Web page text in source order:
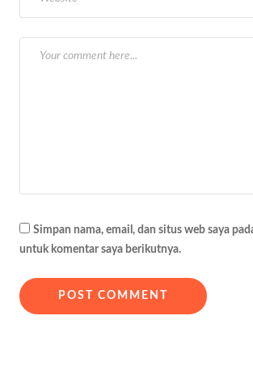
Simpan nama, email, dan situs web saya
untuk komentar saya berikutnya.